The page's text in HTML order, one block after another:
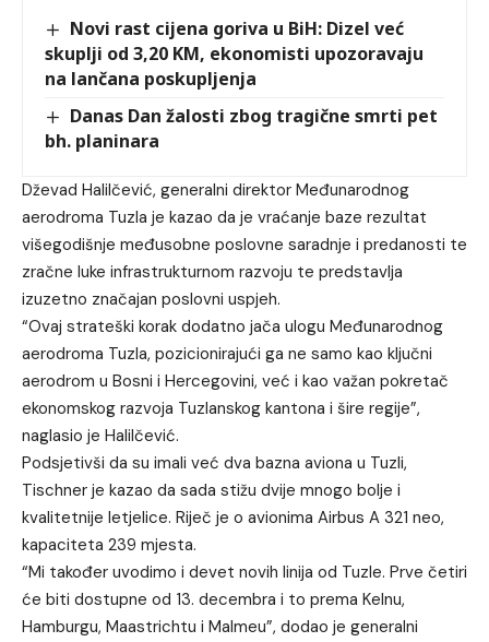
Novi rast cijena goriva u BiH: Dizel već
skuplji od 3,20 KM, ekonomisti upozoravaju
na lančana poskupljenja
Danas Dan žalosti zbog tragične smrti pet
bh. planinara
Dževad Halilčević, generalni direktor Međunarodnog
aerodroma Tuzla je kazao da je vraćanje baze rezultat
višegodišnje međusobne poslovne saradnje i predanosti te
zračne luke infrastrukturnom razvoju te predstavlja
izuzetno značajan poslovni uspjeh.
“Ovaj strateški korak dodatno jača ulogu Međunarodnog
aerodroma Tuzla, pozicionirajući ga ne samo kao ključni
aerodrom u Bosni i Hercegovini, već i kao važan pokretač
ekonomskog razvoja Tuzlanskog kantona i šire regije”,
naglasio je Halilčević.
Podsjetivši da su imali već dva bazna aviona u Tuzli,
Tischner je kazao da sada stižu dvije mnogo bolje i
kvalitetnije letjelice. Riječ je o avionima Airbus A 321 neo,
kapaciteta 239 mjesta.
“Mi također uvodimo i devet novih linija od Tuzle. Prve četiri
će biti dostupne od 13. decembra i to prema Kelnu,
Hamburgu, Maastrichtu i Malmeu”, dodao je generalni